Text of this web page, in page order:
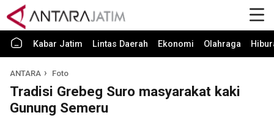
Kabar Jatim Lintas Daerah Ekonomi Olahraga
ANTARA Foto
Tradisi Grebeg Suro masyarakat kaki
Gunung Semeru